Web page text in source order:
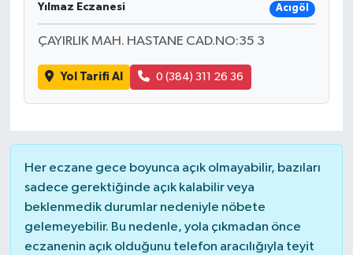
Yılmaz Eczanesi Acıgöl
ÇAYIRLIK MAH. HASTANE CAD.NO:35 3
Yol Tarifi Al 0 (384) 311 26 36
Her eczane gece boyunca açık olmayabilir, bazıları
sadece gerektiğinde açık kalabilir veya
beklenmedik durumlar nedeniyle nöbete
gelemeyebilir. Bu nedenle, yola çıkmadan önce
eczanenin açık olduğunu telefon aracılığıyla teyit